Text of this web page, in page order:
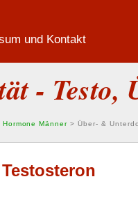
und Kontakt
- Testo,
Hormone Männer >Über- &